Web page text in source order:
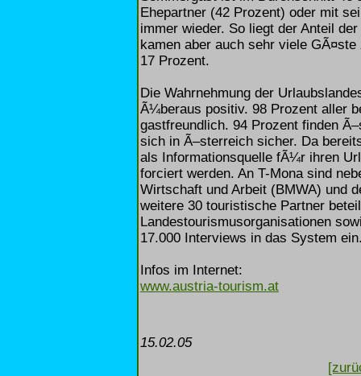
Ehepartner (42 Prozent) oder mit
immer wieder. So liegt der Anteil
kamen aber auch sehr viele
17 Prozent.
Die Wahrnehmung der
Ã¼beraus positiv. 98 Prozent aller
gastfreundlich. 94 Prozent finden
sich in Ã–sterreich sicher. Da
als Informationsquelle fÃ¼r ihren
forciert werden. An T-Mona sind
Wirtschaft und Arbeit (BMWA) und
weitere 30 touristische Partner
Landestourismusorganisationen
17.000 Interviews in das System
Infos im Internet:
www.austria-tourism.at
15.02.05